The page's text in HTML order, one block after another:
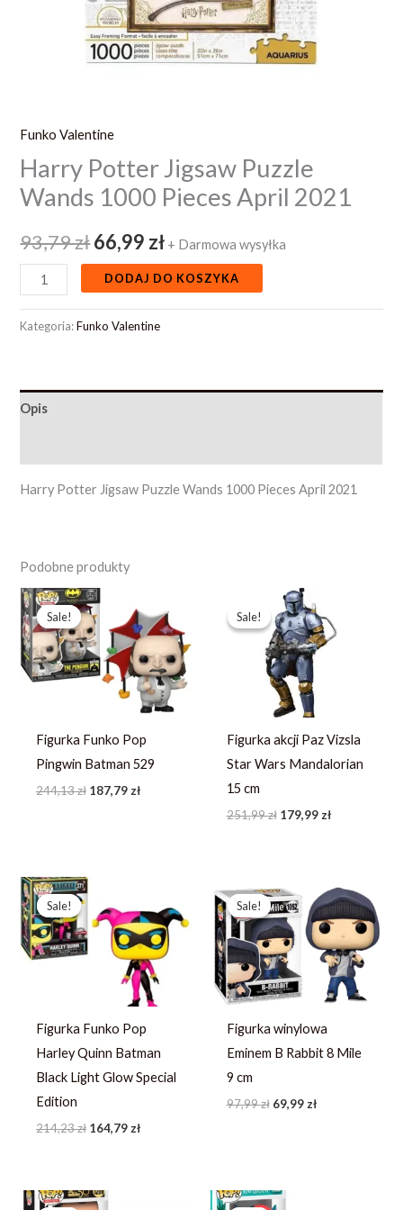
Funko Valentine
Harry Potter Jigsaw Puzzle
Wands 1000 Pieces April 2021
93,79zł66,99 zł + Darmowa wysyłka
DODAJ DO KOSZYKA
Kategoria:Funko Valentine
Opis
Harry Potter Jigsaw Puzzle Wands 1000 Pieces April 2021
Podobne produkty
Sale!
Sale!
Figurka Funko Pop
Pingwin Batman 529
244,13zł
Pierwotna
cena
wynosiła:
244,13 zł.
187,79 zł
cena
wynosi:
187,79 zł.
Sale!
Sale!
Figurka akcji Paz Vizsla
Star Wars Mandalorian
15 cm
251,99zł
Pierwotna
cena
wynosiła:
251,99 zł.
179,99 zł
wynosi:
179,99 zł.
Sale!
Sale!
Figurka Funko Pop
Harley Quinn Batman
Black Light Glow Special
Edition
214,23zł
Pierwotna
wynosiła:
214,23 zł.
164,79 zł
wynosi:
164,79 zł.
Sale!
Sale!
Figurka winylowa
Eminem B Rabbit 8 Mile
9 cm
97,99zł
cena
wynosiła:
97,99 zł.
69,99 zł
cena
wynosi:
69,99 zł.
Pierwotna
Pierwotna